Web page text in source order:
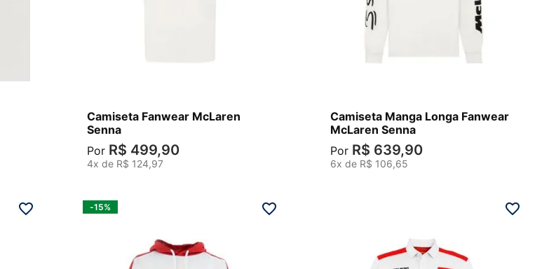
Camiseta Fanwear McLaren
Senna
Por R$ 499,90
4x de R$ 124,97
Camiseta Manga Longa Fanwear
McLaren Senna
Por R$ 639,90
6x de R$ 106,65
-15%